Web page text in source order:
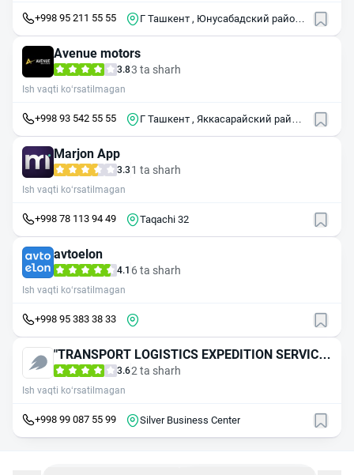
+998 95 211 55 55
Г Ташкент , Юнусабадский район ,
Avenue motors
3.83 ta sharh
Ish vaqti ko‘rsatilmagan
+998 93 542 55 55
Г Ташкент , Яккасарайский район
Marjon App
3.3 1 ta sharh
Ish vaqti ko‘rsatilmagan
+998 78 113 94 49 Taqachi 32
avtoelon
4.1 6 ta sharh
Ish vaqti ko‘rsatilmagan
+998 95 383 38 33
"TRANSPORT LOGISTICS EXPEDITION SERVICE"
MAS'ULIYATI CHEKLANGAN JAMIYAT
3.62 ta sharh
Ish vaqti ko‘rsatilmagan
+998 99 087 55 99 Silver Business Center